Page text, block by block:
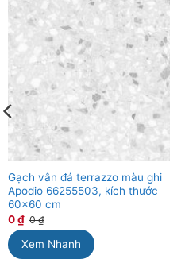
Gạch vân đá terrazzo màu ghi
Apodio 66255503, kích thước
60×60 cm
0₫ 0₫
Xem Nhanh